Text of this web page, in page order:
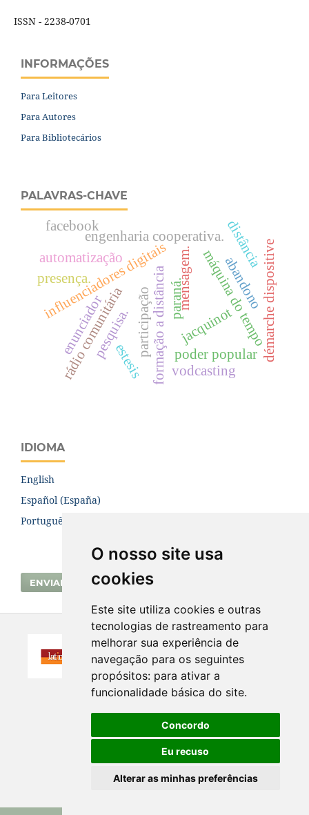
O nosso site usa
cookies
Este site utiliza cookies e outras
tecnologias de rastreamento para
melhorar sua experiência de
navegação para os seguintes
propósitos: para ativar a
funcionalidade básica do site.
Concordo
Eu recuso
Alterar as minhas preferências
ISSN - 2238-0701
INFORMAÇÕES
Para Leitores
Para Autores
Para Bibliotecários
PALAVRAS-CHAVE
influenciadores digitais
engenharia cooperativa.
formação a distância jacquinot
presença. máquina do tempo
pesquisa.
rádio comunitária poder popular démarche dispositive
participação paraná.mensagem.
enunciador
estesis vodcasting
abandono
automatização distância
facebook
IDIOMA
English
Español (España)
Português (Brasil)
ENVIAR SUBMISSÃO